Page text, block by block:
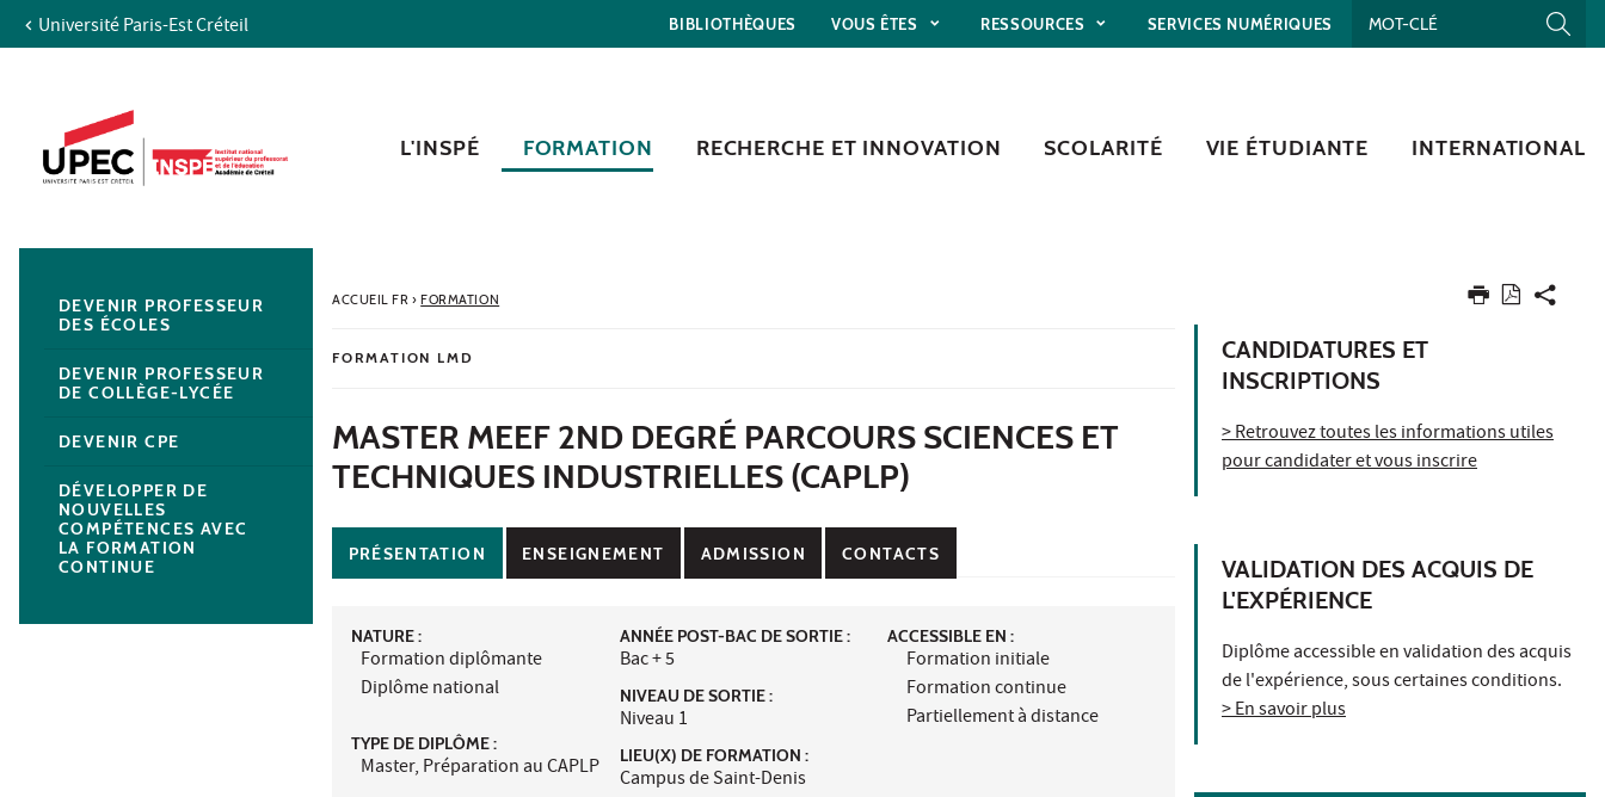
Aller au contenu
Recherche
Navigation secondaire
Université Paris-Est Créteil BIBLIOTHÈQUES VOUS ÊTES RESSOURCES SERVICES NUMÉRIQUES
L'INSPÉ FORMATION RECHERCHE ET INNOVATION SCOLARITÉ VIE ÉTUDIANTE INTERNATIONAL
ACCUEIL FR› FORMATION
FORMATION LMD
MASTER MEEF 2ND DEGRÉ PARCOURS SCIENCES ET
TECHNIQUES INDUSTRIELLES (CAPLP)
PRÉSENTATION ENSEIGNEMENT ADMISSION CONTACTS
NATURE :
Formation diplômante
Diplôme national
TYPE DE DIPLÔME :
Master, Préparation au CAPLP
ANNÉE POST-BAC DE SORTIE :
Bac + 5
NIVEAU DE SORTIE :
Niveau 1
LIEU(X) DE FORMATION :
Campus de Saint-Denis
ACCESSIBLE EN :
Formation initiale
Formation continue
Partiellement à distance
CANDIDATURES ET
INSCRIPTIONS
> Retrouvez toutes les informations utiles
pour candidater et vous inscrire
VALIDATION DES ACQUIS DE
L'EXPÉRIENCE
Diplôme accessible en validation des acquis
de l'expérience, sous certaines conditions.
> En savoir plus
DEVENIR PROFESSEUR
DES ÉCOLES
DEVENIR PROFESSEUR
DE COLLÈGE-LYCÉE
DEVENIR CPE
DÉVELOPPER DE
NOUVELLES
COMPÉTENCES AVEC
LA FORMATION
CONTINUE